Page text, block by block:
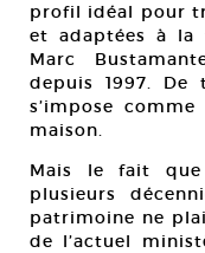
profil idéal pour
et adaptées à la
Marc
depuis 1997. De
s’impose
maison.
Mais le fait que
plusieurs
patrimoine ne
de l’actuel